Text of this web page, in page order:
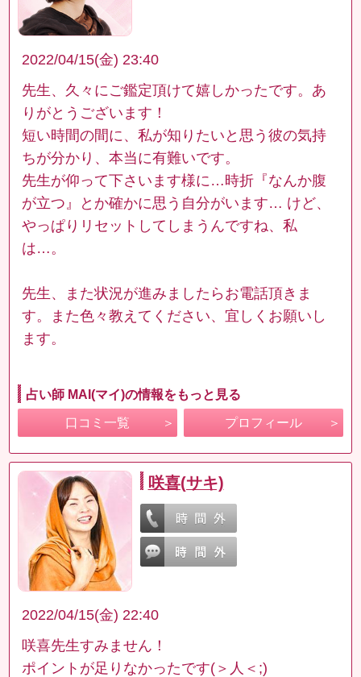
2022/04/15(金) 23:40
先生、久々にご鑑定頂けて嬉しかったです。あ
りがとうございます！
短い時間の間に、私が知りたいと思う彼の気持
ちが分かり、本当に有難いです。
先生が仰って下さいます様に…時折『なんか腹
が立つ』とか確かに思う自分がいます… けど、
やっぱりリセットしてしまうんですね、私
は…。
先生、また状況が進みましたらお電話頂きま
す。また色々教えてください、宜しくお願いし
ます。
占い師 MAI(マイ)の情報をもっと見る
口コミ一覧 プロフィール
咲喜(サキ)
2022/04/15(金) 22:40
咲喜先生すみません！
ポイントが足りなかったです(＞人＜;)